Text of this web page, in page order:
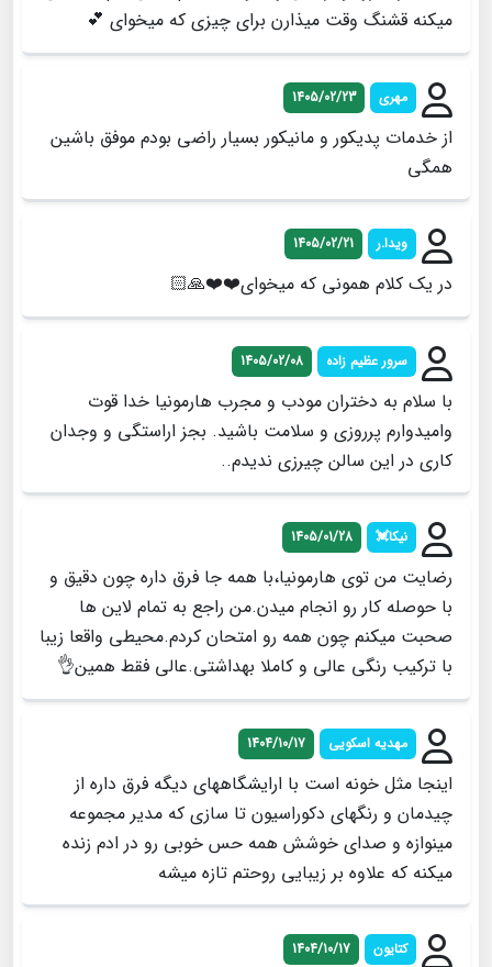
میکنه قشنگ وقت میذارن برای چیزی که میخوای 💕
مهری 1405/02/23
از خدمات پدیکور و مانیکور بسیار راضی بودم موفق باشین
همگی
ویدا.ر 1405/02/21
در یک کلام همونی که میخوای❤️❤️🙏🏻
سرور عظیم زاده 1405/02/08
با سلام به دختران مودب و مجرب هارمونیا خدا قوت
و‌امیدوارم پرروزی و سلامت باشید. بجز اراستگی و وجدان
کاری در این سالن چیرزی ندیدم..
نیکا💓 1405/01/28
رضایت من توی هارمونیا،با همه جا فرق داره چون دقیق و
با حوصله کار رو انجام میدن.من راجع به تمام لاین ها
صحبت میکنم چون همه رو امتحان کردم.محیطی واقعا زیبا
با ترکیب رنگی عالی و کاملا بهداشتی.عالی فقط همین👌
مهدیه اسکویی 1404/10/17
اینجا مثل خونه است با ارایشگاههای دیگه فرق داره از
چیدمان و رنگهای دکوراسیون تا سازی که مدیر مجموعه
مینوازه و صدای خوشش همه حس خوبی رو در ادم زنده
میکنه که علاوه بر زیبایی روحتم تازه میشه
کتایون 1404/10/17